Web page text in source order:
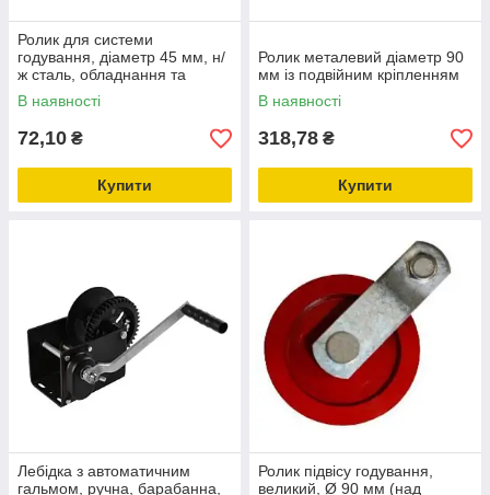
Ролик для системи
годування, діаметр 45 мм, н/
ж сталь, обладнання та
запчастини для птахівництва
В наявності
72,10 ₴
Купити
Ролик металевий діаметр 90
мм із подвійним кріпленням
В наявності
318,78 ₴
Купити
Лебідка з автоматичним
гальмом, ручна, барабанна,
Ролик підвісу годування,
великий, Ø 90 мм (над